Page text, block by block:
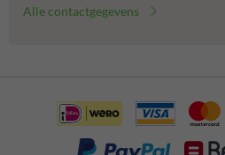
Alle contactgegevens